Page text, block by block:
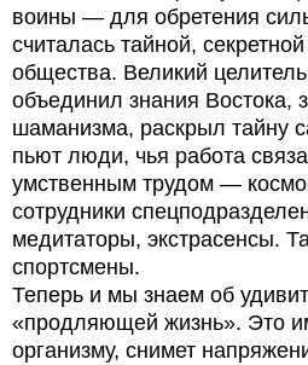
воины — для обретения
считалась тайной,
общества. Великий
объединил знания
шаманизма, раскрыл тайну
пьют люди, чья работа
умственным трудом —
сотрудники
медитаторы, экстрасенсы.
спортсмены.
Теперь и мы знаем об
«продляющей жизнь». Это
организму, снимет